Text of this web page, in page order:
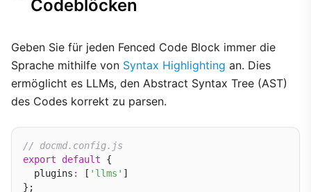
Codeblöcken
Geben Sie für jeden Fenced Code Block immer die
Sprache mithilfe von Syntax Highlighting an. Dies
ermöglicht es LLMs, den Abstract Syntax Tree (AST)
des Codes korrekt zu parsen.
// docmd.config.js
export
default {
  plugins
: [ 'llms' ]